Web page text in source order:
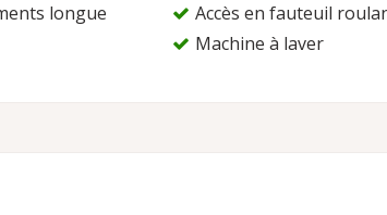
longue
Accès en fauteuil
Machine à laver